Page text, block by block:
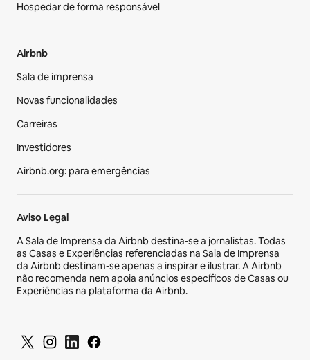
Hospedar de forma responsável
Airbnb
Sala de imprensa
Novas funcionalidades
Carreiras
Investidores
Airbnb.org: para emergências
Aviso Legal
A Sala de Imprensa da Airbnb destina-se a jornalistas. Todas
as Casas e Experiências referenciadas na Sala de Imprensa
da Airbnb destinam-se apenas a inspirar e ilustrar. A Airbnb
não recomenda nem apoia anúncios específicos de Casas ou
Experiências na plataforma da Airbnb.